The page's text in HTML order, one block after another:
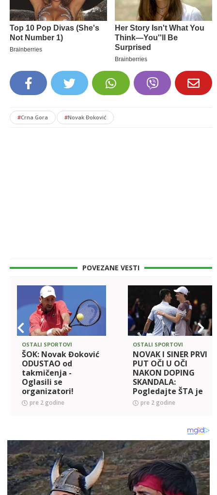
#Crna Gora #Novak Đoković
POVEZANE VESTI
OSTALI SPORTOVI
ŠOK: Novak Đoković
ODUSTAO od
takmičenja -
Oglasili se
organizatori!
pre 2 godine
OSTALI SPORTOVI
NOVAK I SINER PRVI
PUT OČI U OČI
NAKON DOPING
SKANDALA:
Pogledajte ŠTA je
uradio Đoković kada
ga je sreo! (VIDEO)
pre 2 godine